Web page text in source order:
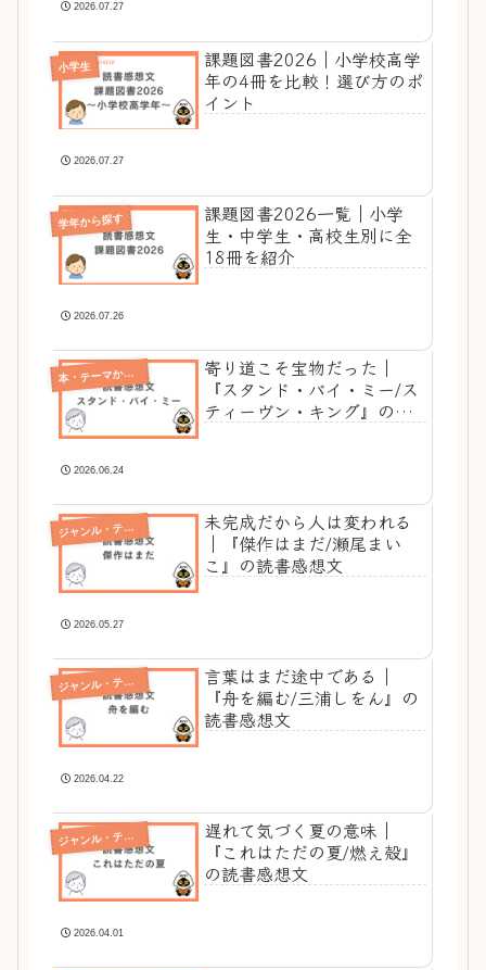
2026.07.27
小学生
課題図書2026｜小学校高学
年の4冊を比較！選び方のポ
イント
2026.07.27
学年から探す
課題図書2026一覧｜小学
生・中学生・高校生別に全
18冊を紹介
2026.07.26
本
・テーマから選ぶ
寄り道こそ宝物だった｜
『スタンド・バイ・ミー/ス
ティーヴン・キング』の読
2026.06.24
ジ
ャンル・テーマ別
未完成だから人は変われる
｜『傑作はまだ/瀬尾まい
こ』の読書感想文
2026.05.27
ジ
ャンル・テーマ別
言葉はまだ途中である｜
『舟を編む/三浦しをん』の
読書感想文
2026.04.22
ジ
ャンル・テーマ別
遅れて気づく夏の意味｜
『これはただの夏/燃え殻』
の読書感想文
2026.04.01